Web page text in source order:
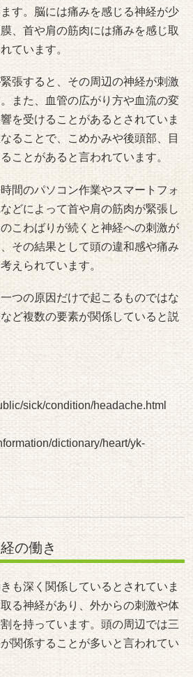
す。脳には痛みを感じる神経が少
、首や肩の筋肉には痛みを感じ取
ています。
張すると、その周辺の神経が刺激
また、血管の広がり方や血流の変
を受けることがあるとされていま
ることで、こめかみや後頭部、目
ことがあると言われています。
間のパソコン作業やスマートフォ
どによって首や肩の筋肉が緊張し
こわばりが続くと神経への刺激が
その結果として頭の違和感や痛み
えられています。
つの原因だけで起こるものではな
ど複数の要素が関係していると説
sick/condition/headache.html
dictionary/heart/yk-
の働き
も深く関係しているとされていま
る神経があり、外からの刺激や体
を持っています。頭の周辺では三
関係することが多いと言われてい